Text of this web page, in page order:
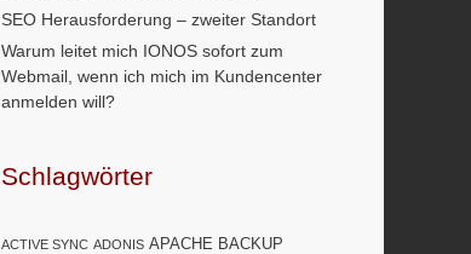
SEO Herausforderung – zweiter Standort
Warum leitet mich IONOS sofort zum
Webmail, wenn ich mich im Kundencenter
anmelden will?
Schlagwörter
ACTIVE SYNC ADONIS APACHE BACKUP